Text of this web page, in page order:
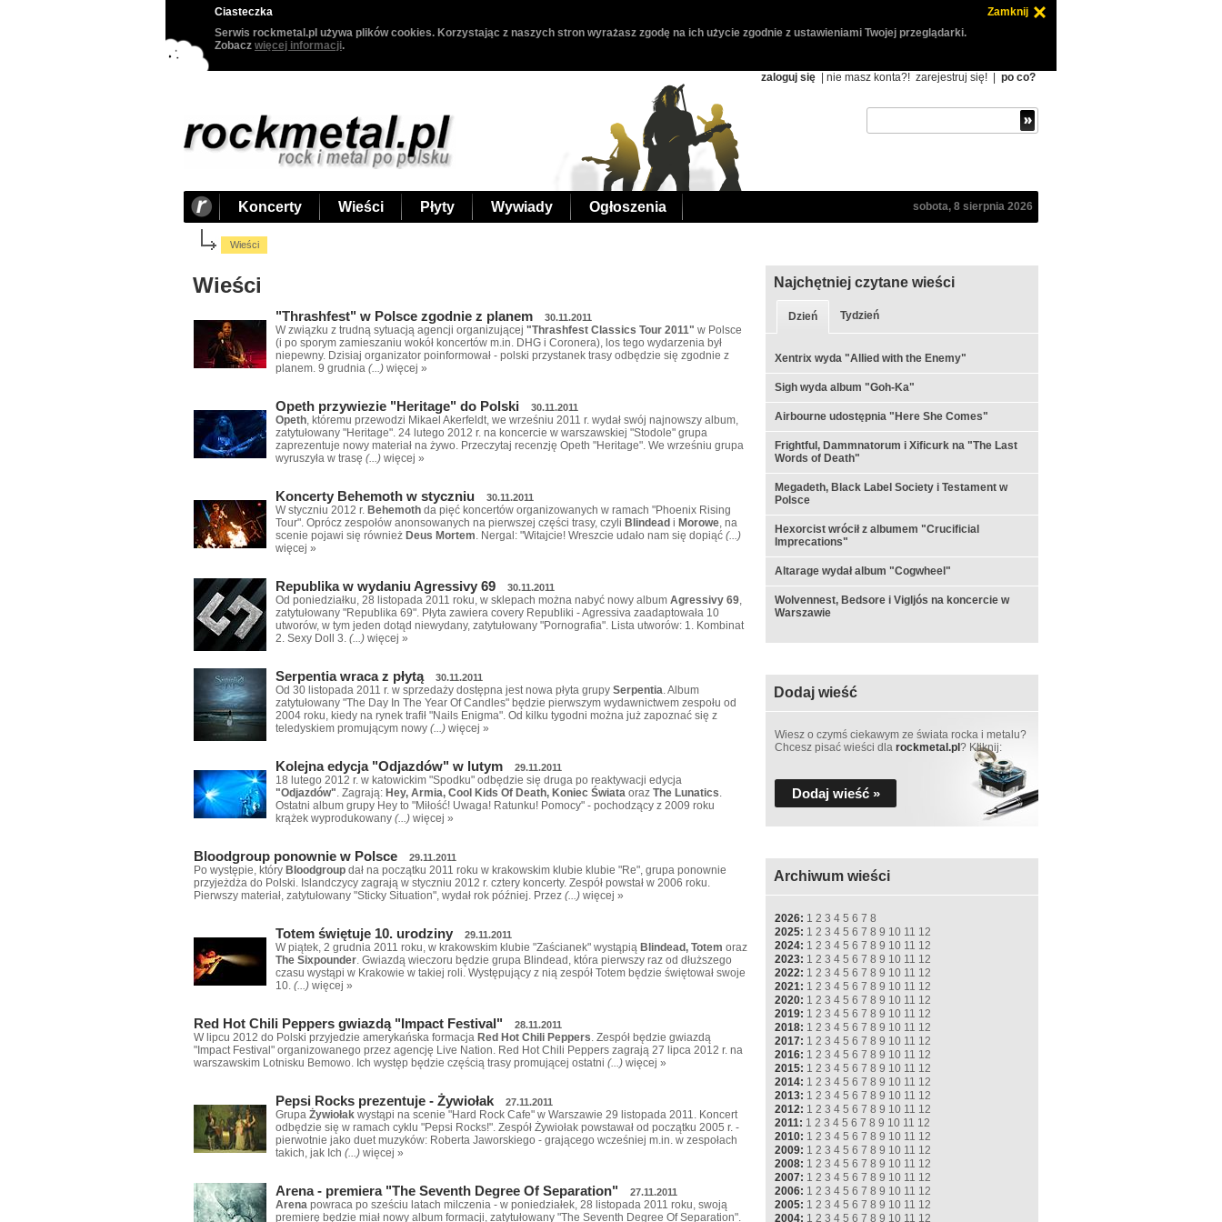
Ciasteczka
Zamknij
Serwis rockmetal.pl używa plików cookies. Korzystając z naszych stron wyrażasz zgodę na ich użycie zgodnie z ustawieniami Twojej przeglądarki.
Zobacz więcej informacji.
zaloguj się | nie masz konta?! zarejestruj się! po co?
Koncerty Wieści Płyty Wywiady Ogłoszenia sobota, 8 sierpnia 2026
Wieści
Wieści
"Thrashfest" w Polsce zgodnie z planem 30.11.2011
W związku z trudną sytuacją agencji organizującej "Thrashfest Classics Tour 2011" w Polsce
(i po sporym zamieszaniu wokół koncertów m.in. DHG i Coronera), los tego wydarzenia był
niepewny. Dzisiaj organizator poinformował - polski przystanek trasy odbędzie się zgodnie z
planem. 9 grudnia (...) więcej »
Opeth przywiezie "Heritage" do Polski 30.11.2011
Opeth, któremu przewodzi Mikael Akerfeldt, we wrześniu 2011 r. wydał swój najnowszy album,
zatytułowany "Heritage". 24 lutego 2012 r. na koncercie w warszawskiej "Stodole" grupa
zaprezentuje nowy materiał na żywo. Przeczytaj recenzję Opeth "Heritage". We wrześniu grupa
wyruszyła w trasę (...) więcej »
Koncerty Behemoth w styczniu 30.11.2011
W styczniu 2012 r. Behemoth da pięć koncertów organizowanych w ramach "Phoenix Rising
Tour". Oprócz zespołów anonsowanych na pierwszej części trasy, czyli Blindead i Morowe, na
scenie pojawi się również Deus Mortem. Nergal: "Witajcie! Wreszcie udało nam się dopiąć (...)
więcej »
Republika w wydaniu Agressivy 69 30.11.2011
Od poniedziałku, 28 listopada 2011 roku, w sklepach można nabyć nowy album Agressivy 69,
zatytułowany "Republika 69". Płyta zawiera covery Republiki - Agressiva zaadaptowała 10
utworów, w tym jeden dotąd niewydany, zatytułowany "Pornografia". Lista utworów: 1. Kombinat
2. Sexy Doll 3. (...) więcej »
Serpentia wraca z płytą 30.11.2011
Od 30 listopada 2011 r. w sprzedaży dostępna jest nowa płyta grupy Serpentia. Album
zatytułowany "The Day In The Year Of Candles" będzie pierwszym wydawnictwem zespołu od
2004 roku, kiedy na rynek trafił "Nails Enigma". Od kilku tygodni można już zapoznać się z
teledyskiem promującym nowy (...) więcej »
Kolejna edycja "Odjazdów" w lutym 29.11.2011
18 lutego 2012 r. w katowickim "Spodku" odbędzie się druga po reaktywacji edycja
"Odjazdów". Zagrają: Hey, Armia, Cool Kids Of Death, Koniec Świata oraz The Lunatics.
Ostatni album grupy Hey to "Miłość! Uwaga! Ratunku! Pomocy" - pochodzący z 2009 roku
krążek wyprodukowany (...) więcej »
Bloodgroup ponownie w Polsce 29.11.2011
Po występie, który Bloodgroup dał na początku 2011 roku w krakowskim klubie klubie "Re", grupa ponownie
przyjeżdża do Polski. Islandczycy zagrają w styczniu 2012 r. cztery koncerty. Zespół powstał w 2006 roku.
Pierwszy materiał, zatytułowany "Sticky Situation", wydał rok później. Przez (...) więcej »
Totem świętuje 10. urodziny 29.11.2011
W piątek, 2 grudnia 2011 roku, w krakowskim klubie "Zaścianek" wystąpią Blindead, Totem oraz
The Sixpounder. Gwiazdą wieczoru będzie grupa Blindead, która pierwszy raz od dłuższego
czasu wystąpi w Krakowie w takiej roli. Występujący z nią zespół Totem będzie świętował swoje
10. (...) więcej »
Red Hot Chili Peppers gwiazdą "Impact Festival" 28.11.2011
W lipcu 2012 do Polski przyjedzie amerykańska formacja Red Hot Chili Peppers. Zespół będzie gwiazdą
"Impact Festival" organizowanego przez agencję Live Nation. Red Hot Chili Peppers zagrają 27 lipca 2012 r. na
warszawskim Lotnisku Bemowo. Ich występ będzie częścią trasy promującej ostatni (...) więcej »
Pepsi Rocks prezentuje - Żywiołak 27.11.2011
Grupa Żywiołak wystąpi na scenie "Hard Rock Cafe" w Warszawie 29 listopada 2011. Koncert
odbędzie się w ramach cyklu "Pepsi Rocks!". Zespół Żywiołak powstawał od początku 2005 r. -
pierwotnie jako duet muzyków: Roberta Jaworskiego - grającego wcześniej m.in. w zespołach
takich, jak Ich (...) więcej »
Arena - premiera "The Seventh Degree Of Separation" 27.11.2011
Arena powraca po sześciu latach milczenia - w poniedziałek, 28 listopada 2011 roku, swoją
premierę będzie miał nowy album formacji, zatytułowany "The Seventh Degree Of Separation".
Najchętniej czytane wieści
Dzień Tydzień
Xentrix wyda "Allied with the Enemy"
Sigh wyda album "Goh-Ka"
Airbourne udostępnia "Here She Comes"
Frightful, Dammnatorum i Xificurk na "The Last
Words of Death"
Megadeth, Black Label Society i Testament w
Polsce
Hexorcist wrócił z albumem "Crucificial
Imprecations"
Altarage wydał album "Cogwheel"
Wolvennest, Bedsore i Vigljós na koncercie w
Warszawie
Dodaj wieść
Wiesz o czymś ciekawym ze świata rocka i metalu?
Chcesz pisać wieści dla rockmetal.pl ? Kliknij:
Dodaj wieść »
Archiwum wieści
2026: 1 2 3 4 5 6 7 8
2025: 1 2 3 4 5 6 7 8 9 10 11 12
2024: 1 2 3 4 5 6 7 8 9 10 11 12
2023: 1 2 3 4 5 6 7 8 9 10 11 12
2022: 1 2 3 4 5 6 7 8 9 10 11 12
2021: 1 2 3 4 5 6 7 8 9 10 11 12
2020: 1 2 3 4 5 6 7 8 9 10 11 12
2019: 1 2 3 4 5 6 7 8 9 10 11 12
2018: 1 2 3 4 5 6 7 8 9 10 11 12
2017: 1 2 3 4 5 6 7 8 9 10 11 12
2016: 1 2 3 4 5 6 7 8 9 10 11 12
2015: 1 2 3 4 5 6 7 8 9 10 11 12
2014: 1 2 3 4 5 6 7 8 9 10 11 12
2013: 1 2 3 4 5 6 7 8 9 10 11 12
2012: 1 2 3 4 5 6 7 8 9 10 11 12
2011: 1 2 3 4 5 6 7 8 9 10 11 12
2010: 1 2 3 4 5 6 7 8 9 10 11 12
2009: 1 2 3 4 5 6 7 8 9 10 11 12
2008: 1 2 3 4 5 6 7 8 9 10 11 12
2007: 1 2 3 4 5 6 7 8 9 10 11 12
2006: 1 2 3 4 5 6 7 8 9 10 11 12
2005: 1 2 3 4 5 6 7 8 9 10 11 12
2004: 1 2 3 4 5 6 7 8 9 10 11 12